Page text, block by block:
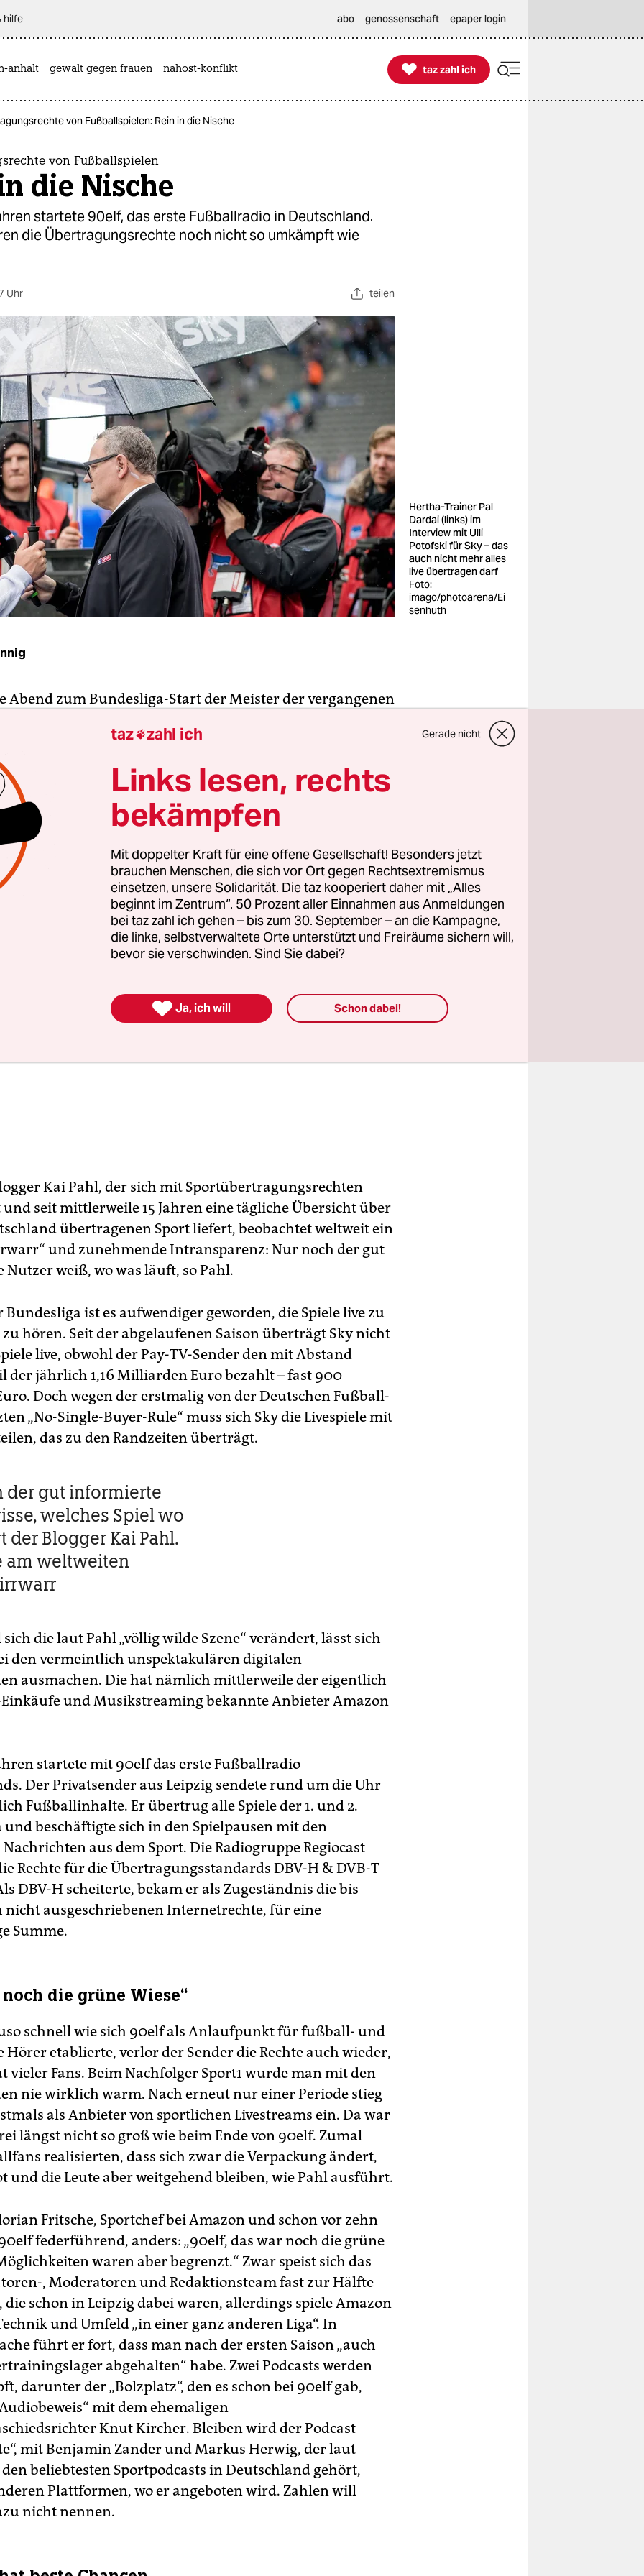
hilfe abo genossenschaft epaper login
anhalt gewalt gegen frauen nahost-konflikt 
taz zahl ich
taz zahl ich
von Fußballspielen: Rein in die Nische
von Fußballspielen
die Nische
startete 90elf, das erste Fußballradio in Deutschland.
die Übertragungsrechte noch nicht so umkämpft wie
Uhr teilen
Hertha-Trainer Pal
Dardai (links) im
Interview mit Ulli
Potofski für Sky – das
auch nicht mehr alles
live übertragen darf
Foto:
imago/photoarena/Ei
senhuth
Abend zum Bundesliga-Start der Meister der vergangenen
schon jetzt fest, dass es eines der beiden meist gesehenen
sein wird. Denn es läuft live und vor allem frei
im ZDF.
sämtliche anderen Spiele von nationaler Bedeutung nicht
ZDF auch erstmals keine Rechte mehr für die Champions
Neben dem Pay-TV-Sender Sky überträgt der ebenso
beziehende Online-­Strea­ming­dienst DAZN.
Kai Pahl, der sich mit Sportübertragungsrechten
seit mittlerweile 15 Jahren eine tägliche Übersicht über
übertragenen Sport liefert, beobachtet weltweit ein
und zunehmende Intransparenz: Nur noch der gut
weiß, wo was läuft, so Pahl.
Bundesliga ist es aufwendiger geworden, die Spiele live zu
zu hören. Seit der abgelaufenen Saison überträgt Sky nicht
live, obwohl der Pay-TV-Sender den mit Abstand
der jährlich 1,16 Milliarden Euro bezahlt – fast 900
Doch wegen der erstmalig von der Deutschen Fußball-
„No-Single-Buyer-Rule“ muss sich Sky die Livespiele mit
das zu den Randzeiten überträgt.
der gut informierte
welches Spiel wo
der Blogger Kai Pahl.
am weltweiten
sich die laut Pahl „völlig wilde Szene“ verändert, lässt sich
den vermeintlich unspektakulären digitalen
ausmachen. Die hat nämlich mittlerweile der eigentlich
und Musikstreaming bekannte Anbieter Amazon
startete mit 90elf das erste Fußballradio
Der Privatsender aus Leipzig sendete rund um die Uhr
Fußballinhalte. Er übertrug alle Spiele der 1. und 2.
und beschäftigte sich in den Spielpausen mit den
aus dem Sport. Die Radiogruppe Regiocast
Rechte für die Übertragungsstandards DBV-H & DVB-T
DBV-H scheiterte, bekam er als Zugeständnis die bis
nicht ausgeschriebenen Internetrechte, für eine
Summe.
noch die grüne Wiese“
schnell wie sich 90elf als Anlaufpunkt für fußball- und
etablierte, verlor der Sender die Rechte auch wieder,
vieler Fans. Beim Nachfolger Sport1 wurde man mit den
nie wirklich warm. Nach erneut nur einer Periode stieg
als Anbieter von sportlichen Livestreams ein. Da war
längst nicht so groß wie beim Ende von 90elf. Zumal
realisierten, dass sich zwar die Verpackung ändert,
und die Leute aber weitgehend bleiben, wie Pahl ausführt.
Fritsche, Sportchef bei Amazon und schon vor zehn
federführend, anders: „90elf, das war noch die grüne
waren aber begrenzt.“ Zwar speist sich das
, Moderatoren und Redaktionsteam fast zur Hälfte
die schon in Leipzig dabei waren, allerdings spiele Amazon
und Umfeld „in einer ganz anderen Liga“. In
führt er fort, dass man nach der ersten Saison „auch
abgehalten“ habe. Zwei Pod­casts werden
darunter der „Bolzplatz“, den es schon bei 90elf gab,
mit dem ehemaligen
Knut Kircher. Bleiben wird der Pod­cast
mit Benjamin Zander und Markus Herwig, der laut
beliebtesten Sportpodcasts in Deutschland gehört,
Plattformen, wo er angeboten wird. Zahlen will
nicht nennen.
taz zahl ich Gerade nicht
Links lesen, rechts
bekämpfen
Mit doppelter Kraft für eine offene Gesellschaft! Besonders jetzt
brauchen Menschen, die sich vor Ort gegen Rechtsextremismus
einsetzen, unsere Solidarität. Die taz kooperiert daher mit „Alles
beginnt im Zentrum“. 50 Prozent aller Einnahmen aus Anmeldungen
bei taz zahl ich gehen – bis zum 30. September – an die Kampagne,
die linke, selbstverwaltete Orte unterstützt und Freiräume sichern will,
bevor sie verschwinden. Sind Sie dabei?
 Ja, ich will Schon dabei!